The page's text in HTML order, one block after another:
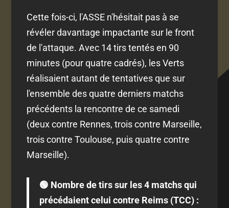
Cette fois-ci, l'ASSE n'hésitait pas à se
révéler davantage impactante sur le front
de l'attaque. Avec 14 tirs tentés en 90
minutes (pour quatre cadrés), les Verts
réalisaient autant de tentatives que sur
l'ensemble des quatre derniers matchs
précédents la rencontre de ce samedi
(deux contre Rennes, trois contre Marseille,
trois contre Toulouse, puis quatre contre
Marseille).
🟢 Nombre de tirs sur les 4 matchs qui
précédaient celui contre Reims (TCC) :